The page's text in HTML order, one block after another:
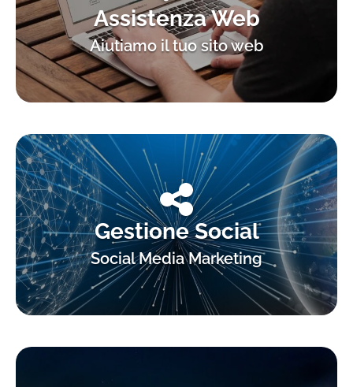
Assistenza Web
Aiutiamo il tuo sito web
Gestione Social
Social Media Marketing